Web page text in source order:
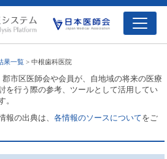
果一覧 > 中根歯科医院
市区医師会や会員が、自地域の将来の医療
を行う際の参考、ツールとして活用してい
。
報の出典は、各情報のソースについてをご